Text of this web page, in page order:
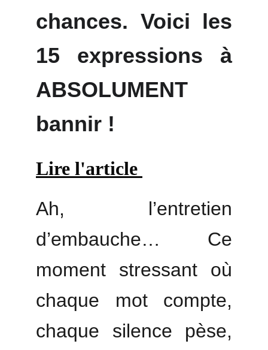
chances. Voici les
15 expressions à
ABSOLUMENT
bannir !
Lire l'article
Ah, l’entretien
d’embauche… Ce
moment stressant où
chaque mot compte,
chaque silence pèse,